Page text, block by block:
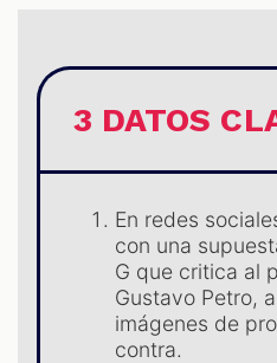
3 DATOS
En redes
con una
G que critica al
Gustavo Petro,
imágenes de
contra.